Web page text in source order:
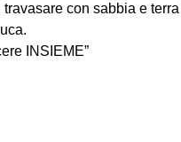
con sabbia e
INSIEME”